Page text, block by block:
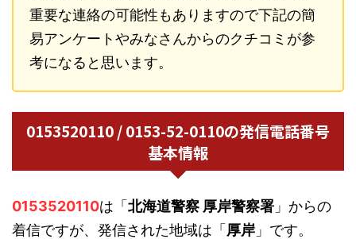
重要な連絡の可能性もありますので下記の簡
易アンケートやみなさんからのクチコミが参
考になると思います。
0153520110 / 0153-52-0110の発信電話番号
基本情報
0153520110は「北海道警察 厚岸警察署 」からの
着信ですが、発信された地域は「厚岸 」です。